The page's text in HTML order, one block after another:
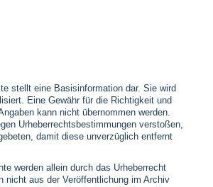
stellt eine Basisinformation dar. Sie wird
Eine Gewähr für die Richtigkeit und
kann nicht übernommen werden.
Urheberrechtsbestimmungen verstoßen,
damit diese unverzüglich entfernt
werden allein durch das Urheberrecht
nicht aus der Veröffentlichung im Archiv